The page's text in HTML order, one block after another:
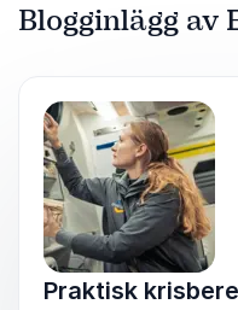
Blogginlägg av
Praktisk